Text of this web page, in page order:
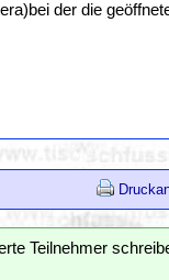
der die
Teilnehmer